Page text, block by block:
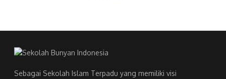
Sebagai Sekolah Islam Terpadu yang memiliki visi